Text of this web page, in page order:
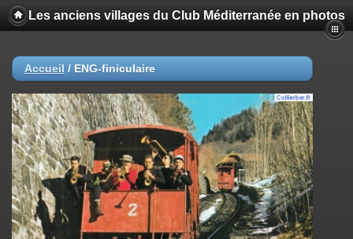
Les anciens villages du Club Méditerranée en photos
Accueil / ENG-finiculaire